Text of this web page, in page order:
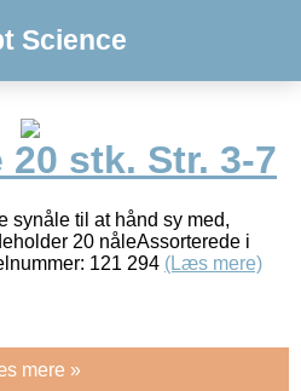
Science
20 stk. Str. 3-7
synåle til at hånd sy med,
20 nåleAssorterede i
121 294 (Læs mere)
mere »